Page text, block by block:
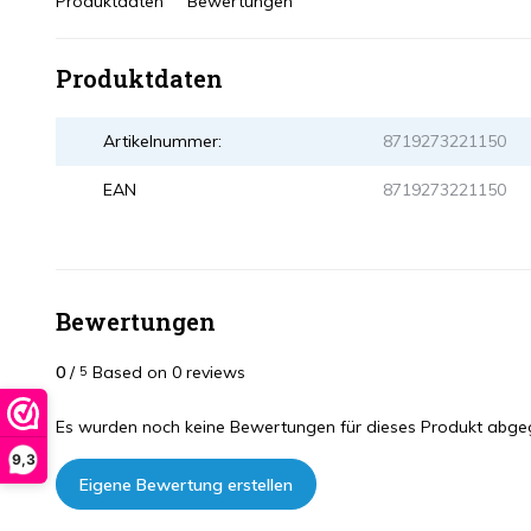
9,3
Produktdaten
Artikelnummer: 8719273221150
EAN 8719273221150
Bewertungen
0 / 5 Based on 0 reviews
Es wurden noch keine Bewertungen für dieses Produkt
Eigene Bewertung erstellen